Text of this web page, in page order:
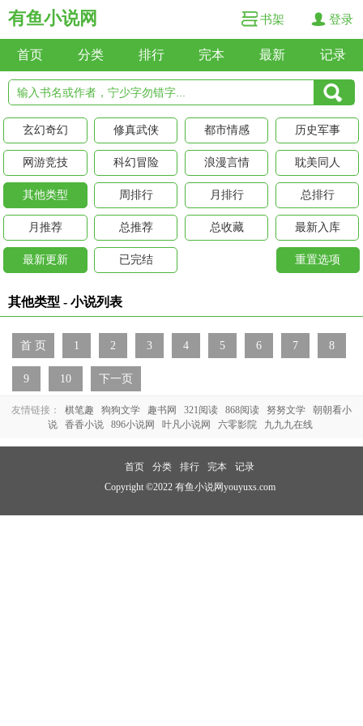
有鱼小说网 书架 登录
首页 分类 排行 完本 最新 记录
玄幻奇幻 修真武侠 都市情感 历史军事
网游竞技 科幻冒险 浪漫言情 耽美同人
其他类型 周排行 月排行 总排行
月推荐 总推荐 总收藏 最新入库
最新更新 已完结 重置选项
其他类型 - 小说列表
首 页 1 2 3 4 5 6 7 8
9 10 下一页
友情链接： 棋笔趣 狗狗文学 趣书网 321阅读 868阅读 努努文学
朝朝看小
说
香香小说 896小说网 叶凡小说网 六零影院 九九九在线
首页 分类 排行 完本
记录
Copyright ©2022 有鱼小说网youyuxs.com